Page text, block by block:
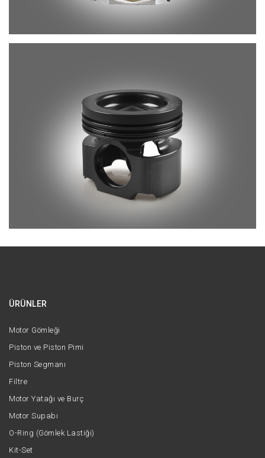
ÜRÜNLER
Motor Gömleği
Piston ve Piston Pimi
Piston Segmanı
Filtre
Motor Yatağı ve Burç
Motor Supabı
O-Ring (Gömlek Lastiği)
Kit-Set